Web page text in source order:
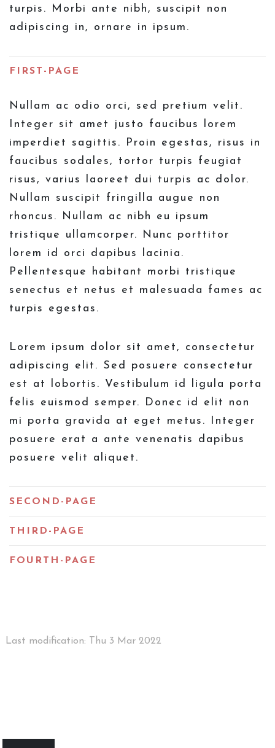
turpis. Morbi ante nibh, suscipit non
adipiscing in, ornare in ipsum.
FIRST-PAGE
Nullam ac odio orci, sed pretium velit.
Integer sit amet justo faucibus lorem
imperdiet sagittis. Proin egestas, risus in
faucibus sodales, tortor turpis feugiat
risus, varius laoreet dui turpis ac dolor.
Nullam suscipit fringilla augue non
rhoncus. Nullam ac nibh eu ipsum
tristique ullamcorper. Nunc porttitor
lorem id orci dapibus lacinia.
Pellentesque habitant morbi tristique
senectus et netus et malesuada fames ac
turpis egestas.
Lorem ipsum dolor sit amet, consectetur
adipiscing elit. Sed posuere consectetur
est at lobortis. Vestibulum id ligula porta
felis euismod semper. Donec id elit non
mi porta gravida at eget metus. Integer
posuere erat a ante venenatis dapibus
posuere velit aliquet.
SECOND-PAGE
THIRD-PAGE
FOURTH-PAGE
Last modification: Thu 3 Mar 2022